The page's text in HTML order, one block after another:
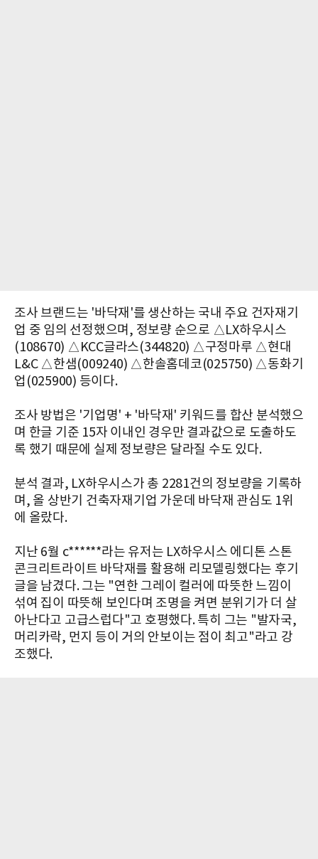
조사 브랜드는 '바닥재'를 생산하는 국내 주요 건자재기
업 중 임의 선정했으며, 정보량 순으로 △LX하우시스
(108670) △KCC글라스(344820) △구정마루 △현대
L&C △한샘(009240) △한솔홈데코(025750) △동화기
업(025900) 등이다.
조사 방법은 '기업명' + '바닥재' 키워드를 합산 분석했으
며 한글 기준 15자 이내인 경우만 결과값으로 도출하도
록 했기 때문에 실제 정보량은 달라질 수도 있다.
분석 결과, LX하우시스가 총 2281건의 정보량을 기록하
며, 올 상반기 건축자재기업 가운데 바닥재 관심도 1위
에 올랐다.
지난 6월 c******라는 유저는 LX하우시스 에디톤 스톤
콘크리트라이트 바닥재를 활용해 리모델링했다는 후기
글을 남겼다. 그는 "연한 그레이 컬러에 따뜻한 느낌이
섞여 집이 따뜻해 보인다며 조명을 켜면 분위기가 더 살
아난다고 고급스럽다"고 호평했다. 특히 그는 "발자국,
머리카락, 먼지 등이 거의 안보이는 점이 최고"라고 강
조했다.